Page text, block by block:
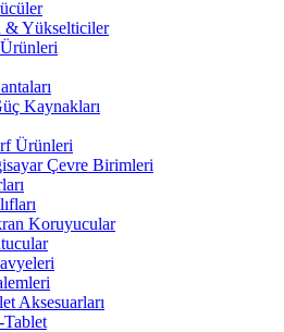
& Yükselticiler
Kaynakları
Ürünleri
Çevre Birimleri
Koruyucular
Aksesuarları